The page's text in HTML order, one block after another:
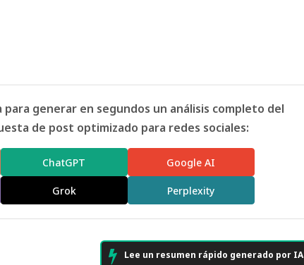
generar en segundos un análisis completo del
de post optimizado para redes sociales:
ChatGPT Google AI
Grok Perplexity
Lee un resumen rápido generado por IA